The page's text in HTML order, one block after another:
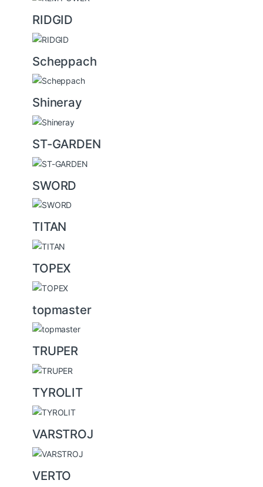
RIDGID
Scheppach
Shineray
ST-GARDEN
SWORD
TITAN
TOPEX
topmaster
TRUPER
TYROLIT
VARSTROJ
VERTO